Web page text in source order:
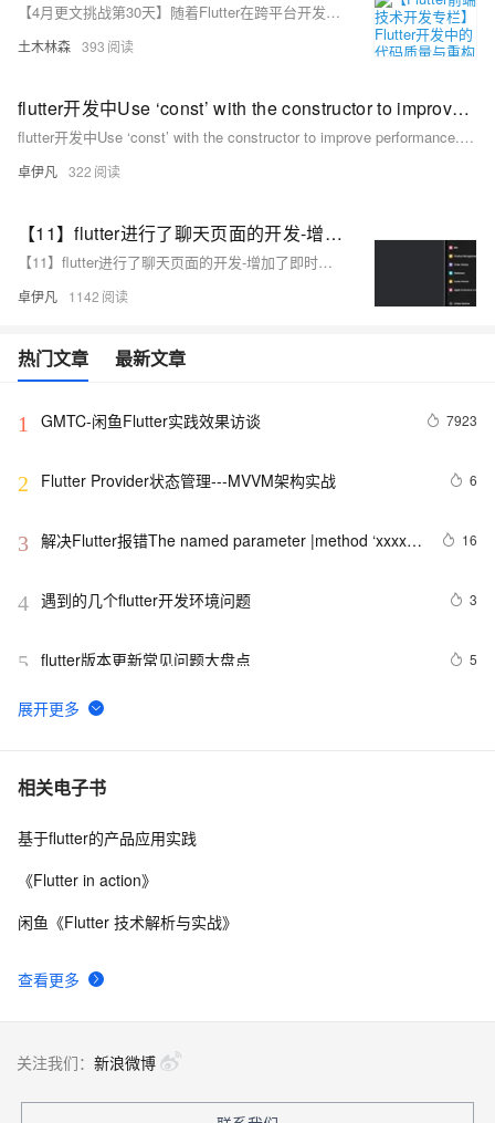
【4月更文挑战第30天】随着Flutter在跨平台开发的普及，保证代码质量成为开发者关注的重点。优质代码能确保应用性能与稳定性，提高开发效率。关键策略包括遵循最佳实践，编写可读性强的代码，实施代码审查和自动化测试。重构实践在项目扩展时尤为重要，适时重构能优化结构，降低维护成本。开发者应重视代码质量和重构，以促进项目成功。
土木林森 393
flutter开发中Use ‘const’ with the constructor to improve performance. Try adding the ‘const’ keyword to the constructor invocation.报错如何解决-优雅草卓伊凡
flutter开发中Use ‘const’ with the constructor to improve performance. Try adding the ‘const’ keyword to the constructor invocation.报错如何解决-优雅草卓伊凡
卓伊凡 322
【11】flutter进行了聊天页面的开发-增加了即时通讯聊天的整体页面和组件-切换-朋友-陌生人-vip开通详细页面-即时通讯sdk准备-直播sdk准备-即时通讯有无UI集成的区别介绍-开发完整的社交APP-前端客户端开发+数据联调|以优雅草商业项目为例做开发-flutter开发-全流程-商业应用级实战开发-优雅草Alex
【11】flutter进行了聊天页面的开发-增加了即时通讯聊天的整体页面和组件-切换-朋友-陌生人-vip开通详细页面-即时通讯sdk准备-直播sdk准备-即时通讯有无UI集成的区别介绍-开发完整的社交APP-前端客户端开发+数据联调|以优雅草商业项目为例做开发-flutter开发-全流程-商业应用级实战开发-优雅草Alex
卓伊凡 1142
热门文章 最新文章
1 GMTC-闲鱼Flutter实践效果访谈 7923
2 Flutter Provider状态管理---MVVM架构实战 6
3 解决Flutter报错The named parameter |method ‘xxxx‘
16
4 遇到的几个flutter开发环境问题 3
5 flutter版本更新常见问题大盘点 5
6 Flutter应用的国际化支持：实现多语言环境的优雅策略
7 Flutter通过BasicMessageChannel与Android iOS 的双向
8 Flutter 组件（二）文本 与 输入框组件
叠主屏 | 折叠副屏 | 静态展示 | 动态热切换适配 | 拉伸布
相关电子书
查看更多
基于flutter的产品应用实践
《Flutter in action》
闲鱼《Flutter 技术解析与实战》
关注我们： 新浪微博